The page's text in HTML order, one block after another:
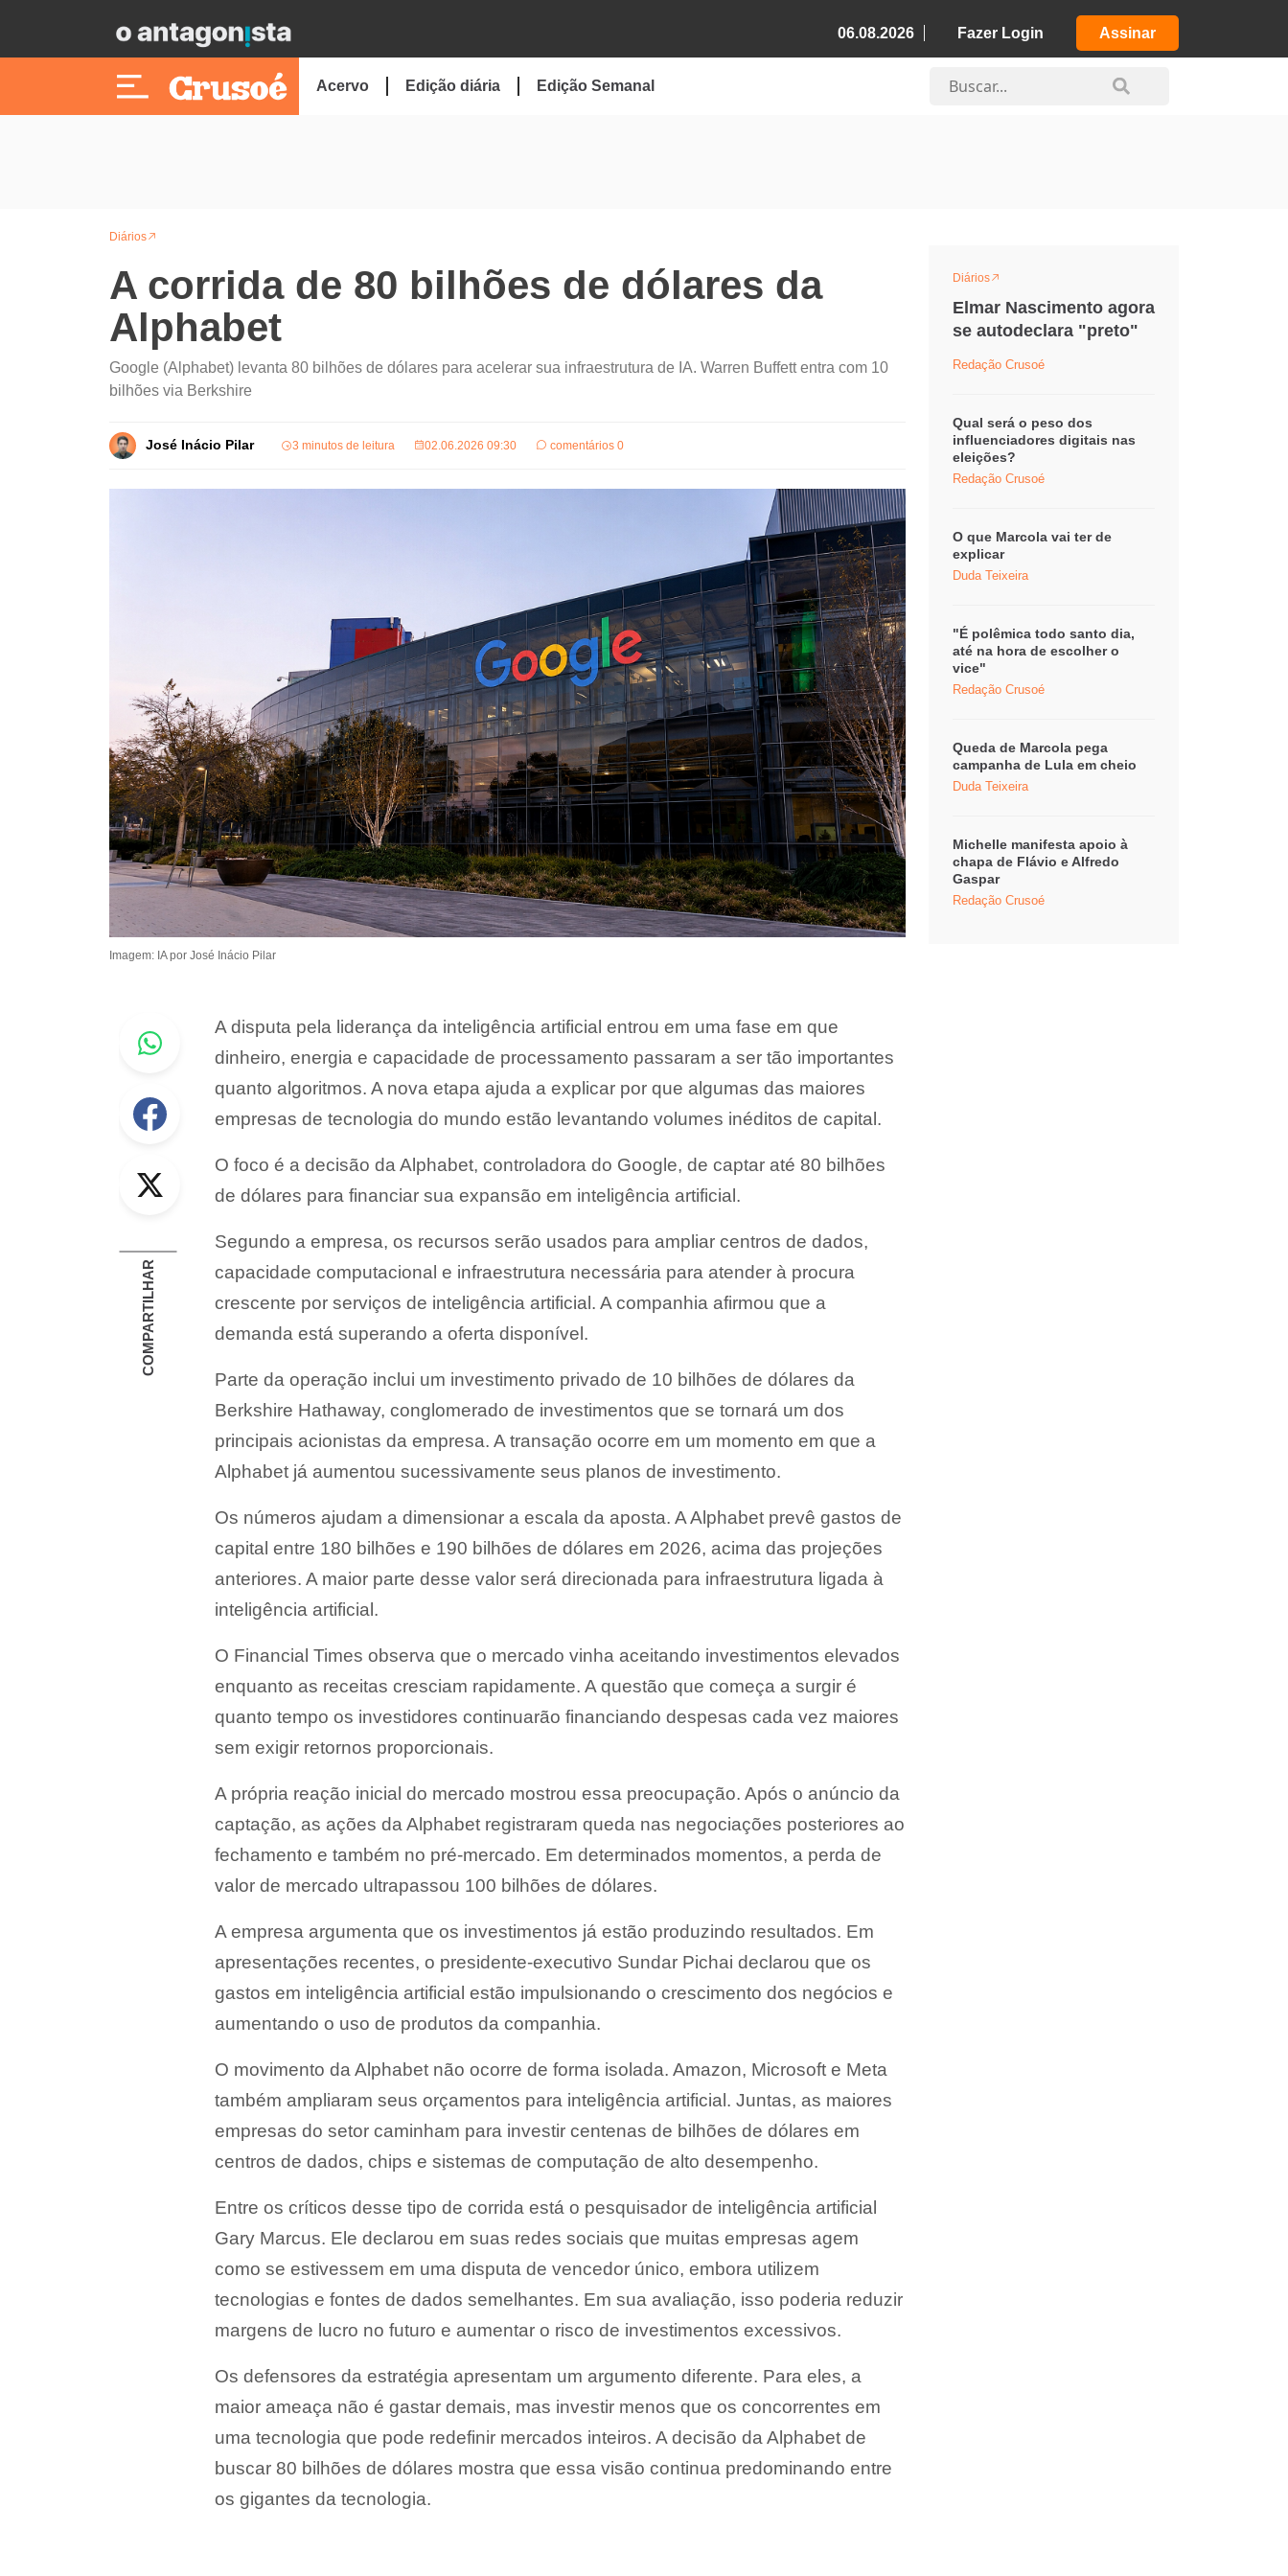
06.08.2026 Fazer Login Assinar
Acervo Edição diária Edição Semanal
Diários
A corrida de 80 bilhões de dólares da
Alphabet
Google (Alphabet) levanta 80 bilhões de dólares para acelerar sua infraestrutura de IA. Warren Buffett entra com 10
bilhões via Berkshire
José Inácio Pilar 3 minutos de leitura 02.06.2026 09:30 comentários 0
Imagem: IA por José Inácio Pilar
Whastapp
Facebook
Twitter
COMPARTILHAR
A disputa pela liderança da inteligência artificial entrou em uma fase em que
dinheiro, energia e capacidade de processamento passaram a ser tão importantes
quanto algoritmos. A nova etapa ajuda a explicar por que algumas das maiores
empresas de tecnologia do mundo estão levantando volumes inéditos de capital.
O foco é a decisão da Alphabet, controladora do Google, de captar até 80 bilhões
de dólares para financiar sua expansão em inteligência artificial.
Segundo a empresa, os recursos serão usados para ampliar centros de dados,
capacidade computacional e infraestrutura necessária para atender à procura
crescente por serviços de inteligência artificial. A companhia afirmou que a
demanda está superando a oferta disponível.
Parte da operação inclui um investimento privado de 10 bilhões de dólares da
Berkshire Hathaway, conglomerado de investimentos que se tornará um dos
principais acionistas da empresa. A transação ocorre em um momento em que a
Alphabet já aumentou sucessivamente seus planos de investimento.
Os números ajudam a dimensionar a escala da aposta. A Alphabet prevê gastos de
capital entre 180 bilhões e 190 bilhões de dólares em 2026, acima das projeções
anteriores. A maior parte desse valor será direcionada para infraestrutura ligada à
inteligência artificial.
O Financial Times observa que o mercado vinha aceitando investimentos elevados
enquanto as receitas cresciam rapidamente. A questão que começa a surgir é
quanto tempo os investidores continuarão financiando despesas cada vez maiores
sem exigir retornos proporcionais.
A própria reação inicial do mercado mostrou essa preocupação. Após o anúncio da
captação, as ações da Alphabet registraram queda nas negociações posteriores ao
fechamento e também no pré-mercado. Em determinados momentos, a perda de
valor de mercado ultrapassou 100 bilhões de dólares.
A empresa argumenta que os investimentos já estão produzindo resultados. Em
apresentações recentes, o presidente-executivo Sundar Pichai declarou que os
gastos em inteligência artificial estão impulsionando o crescimento dos negócios e
aumentando o uso de produtos da companhia.
O movimento da Alphabet não ocorre de forma isolada. Amazon, Microsoft e Meta
também ampliaram seus orçamentos para inteligência artificial. Juntas, as maiores
empresas do setor caminham para investir centenas de bilhões de dólares em
centros de dados, chips e sistemas de computação de alto desempenho.
Entre os críticos desse tipo de corrida está o pesquisador de inteligência artificial
Gary Marcus. Ele declarou em suas redes sociais que muitas empresas agem
como se estivessem em uma disputa de vencedor único, embora utilizem
tecnologias e fontes de dados semelhantes. Em sua avaliação, isso poderia reduzir
margens de lucro no futuro e aumentar o risco de investimentos excessivos.
Os defensores da estratégia apresentam um argumento diferente. Para eles, a
maior ameaça não é gastar demais, mas investir menos que os concorrentes em
uma tecnologia que pode redefinir mercados inteiros. A decisão da Alphabet de
buscar 80 bilhões de dólares mostra que essa visão continua predominando entre
os gigantes da tecnologia.
Diários
Elmar Nascimento agora
se autodeclara "preto"
Redação Crusoé
Qual será o peso dos
influenciadores digitais nas
eleições?
Redação Crusoé
O que Marcola vai ter de
explicar
Duda Teixeira
"É polêmica todo santo dia,
até na hora de escolher o
vice"
Redação Crusoé
Queda de Marcola pega
campanha de Lula em cheio
Duda Teixeira
Michelle manifesta apoio à
chapa de Flávio e Alfredo
Gaspar
Redação Crusoé